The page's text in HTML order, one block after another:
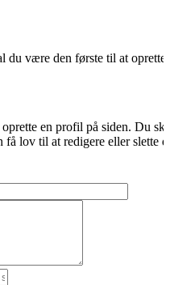
du være den første til at oprette
en profil på siden. Du
lov til at redigere eller slette